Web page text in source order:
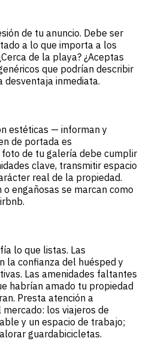
de tu anuncio. Debe ser
a lo que importa a los
de la playa? ¿Aceptas
que podrían describir
desventaja inmediata.
estéticas — informan y
de portada es
de tu galería debe cumplir
clave, transmitir espacio
real de la propiedad.
engañosas se marcan como
lo que listas. Las
la confianza del huésped y
Las amenidades faltantes
habrían amado tu propiedad
Presta atención a
los viajeros de
y un espacio de trabajo;
guardabicicletas.